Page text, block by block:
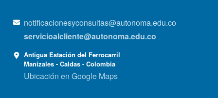
notificacionesyconsultas@autonoma.edu.co
servicioalcliente@autonoma.edu.co
Antigua Estación del Ferrocarril
Manizales - Caldas - Colombia
Ubicación en Google Maps